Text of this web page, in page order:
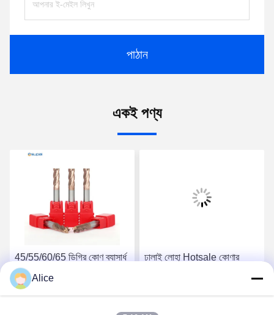
পাঠান
একই পণ্য
45/55/60/65 ডিগ্রি কোণ ব্যাসার্ধ
অ-লোহার ধাতুর জন্য শেষ মিল
OEM/ODM কাস্টমাইজড লোগো
ঢালাই লোহা Hotsale কোণার
Alice